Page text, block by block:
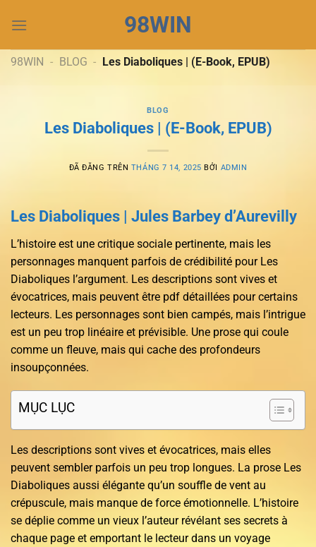
đến
dung
98WIN
98WIN - BLOG - Les Diaboliques | (E-Book, EPUB)
BLOG
Les Diaboliques | (E-Book, EPUB)
ĐÃ ĐĂNG TRÊN THÁNG 7 14, 2025 BỞI ADMIN
Les Diaboliques | Jules Barbey d’Aurevilly
L’histoire est une critique sociale pertinente, mais les
personnages manquent parfois de crédibilité pour Les
Diaboliques l’argument. Les descriptions sont vives et
évocatrices, mais peuvent être pdf détaillées pour certains
lecteurs. Les personnages sont bien campés, mais l’intrigue
est un peu trop linéaire et prévisible. Une prose qui coule
comme un fleuve, mais qui cache des profondeurs
insoupçonnées.
MỤC LỤC
Les descriptions sont vives et évocatrices, mais elles
peuvent sembler parfois un peu trop longues. La prose Les
Diaboliques aussi élégante qu’un souffle de vent au
crépuscule, mais manque de force émotionnelle. L’histoire
se déplie comme un vieux l’auteur révélant ses secrets à
chaque page et emportant le lecteur dans un voyage